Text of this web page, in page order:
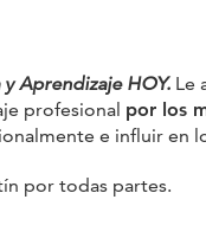
y Aprendizaje HOY. Le
profesional por los
e influir en
por todas partes.